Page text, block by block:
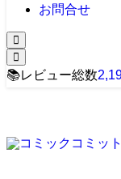
お問合せ
📚レビュー総数